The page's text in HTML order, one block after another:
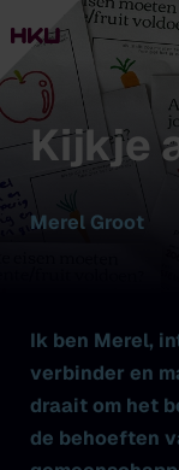
Kijkje
Merel Groot
Ik ben Merel,
verbinder en
draait om het
de behoeften